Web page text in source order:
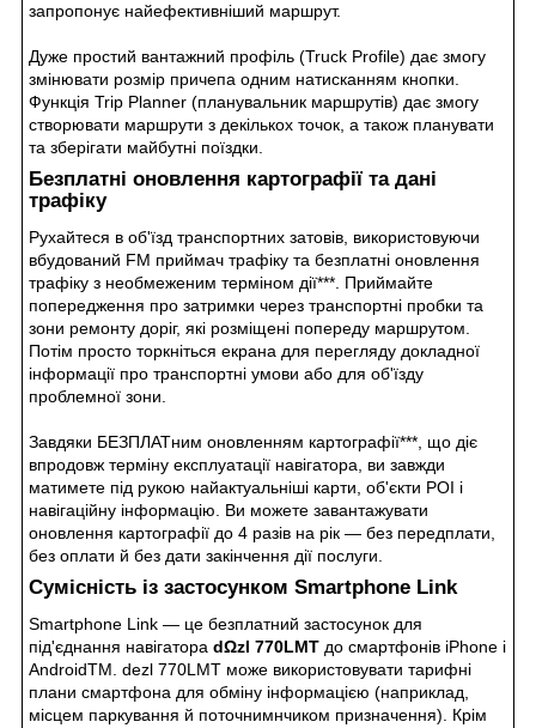
запропонує найефективніший маршрут.
Дуже простий вантажний профіль (Truck Profile) дає змогу
змінювати розмір причепа одним натисканням кнопки.
Функція Trip Planner (планувальник маршрутів) дає змогу
створювати маршрути з декількох точок, а також планувати
та зберігати майбутні поїздки.
Безплатні оновлення картографії та дані
трафіку
Рухайтеся в об'їзд транспортних затовів, використовуючи
вбудований FM приймач трафіку та безплатні оновлення
трафіку з необмеженим терміном дії***. Приймайте
попередження про затримки через транспортні пробки та
зони ремонту доріг, які розміщені попереду маршрутом.
Потім просто торкніться екрана для перегляду докладної
інформації про транспортні умови або для об'їзду
проблемної зони.
Завдяки БЕЗПЛАТним оновленням картографії***, що діє
впродовж терміну експлуатації навігатора, ви завжди
матимете під рукою найактуальніші карти, об'єкти POI і
навігаційну інформацію. Ви можете завантажувати
оновлення картографії до 4 разів на рік — без передплати,
без оплати й без дати закінчення дії послуги.
Сумісність із застосунком Smartphone Link
Smartphone Link — це безплатний застосунок для
під'єднання навігатора dΩzl 770LMT до смартфонів iPhone і
AndroidTM. dezl 770LMT може використовувати тарифні
плани смартфона для обміну інформацією (наприклад,
місцем паркування й поточнимнчиком призначення). Крім